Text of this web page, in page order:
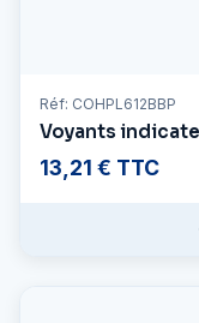
Réf: COHPL612BBP
Voyants
13,21 € TTC